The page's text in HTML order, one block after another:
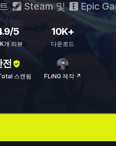
Steam및 Epic
5
개 리뷰
10K+
다운로드
전
스캔됨 FLiNG 제작 ↗